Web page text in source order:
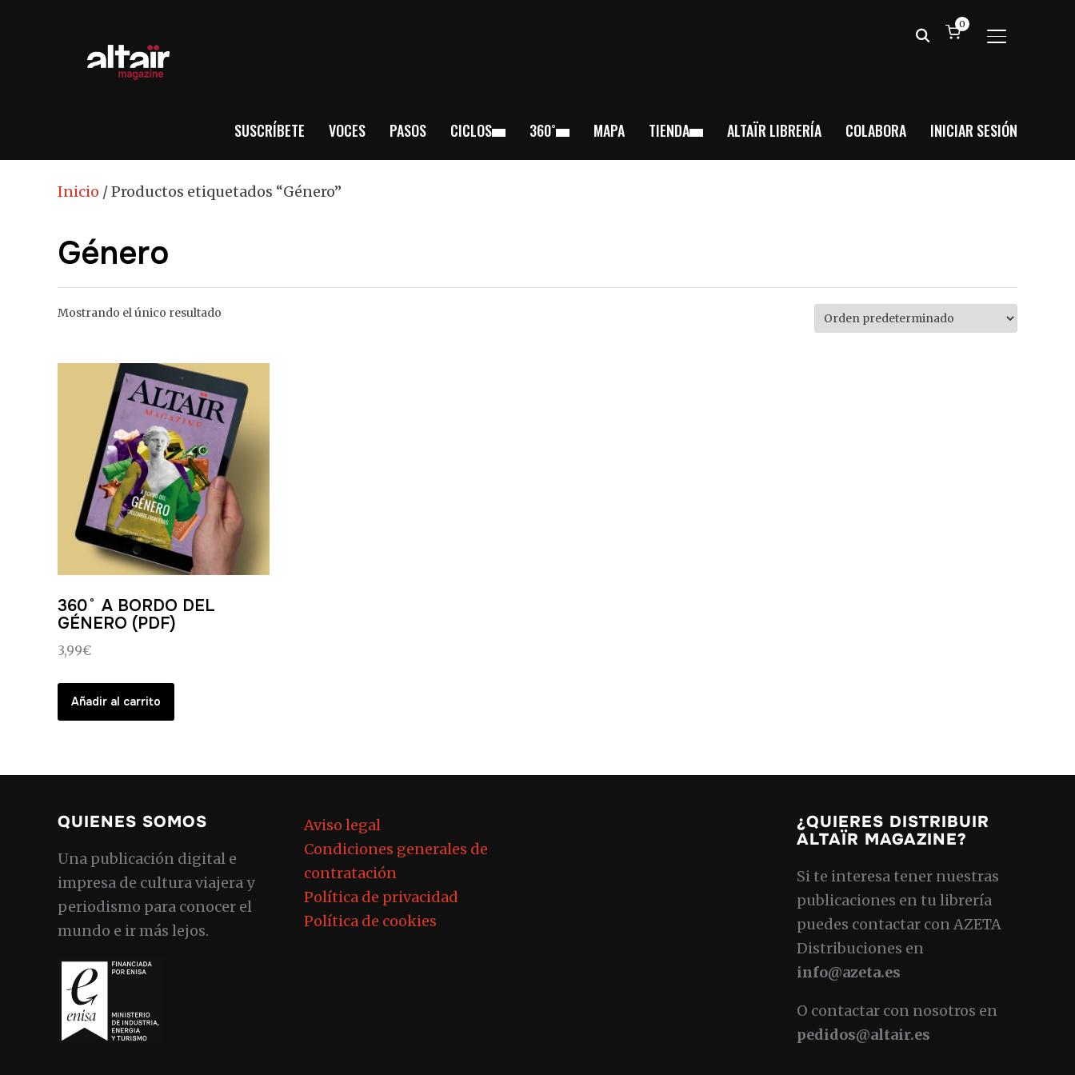
ALTERNAR
0
SUSCRÍBETE VOCES PASOS CICLOS 360˚ MAPA TIENDA ALTAÏR LIBRERÍA COLABORA INICIAR SESIÓN
Inicio / Productos etiquetados “Género”
Género
Mostrando el único resultado
360˚ A BORDO DEL
GÉNERO (PDF)
3,99€
Añadir al carrito
QUIENES SOMOS
Una publicación digital e
impresa de cultura viajera y
periodismo para conocer el
mundo e ir más lejos.
Aviso legal
Condiciones generales de
contratación
Política de privacidad
Política de cookies
¿QUIERES DISTRIBUIR
ALTAÏR MAGAZINE?
Si te interesa tener nuestras
publicaciones en tu librería
puedes contactar con AZETA
Distribuciones en
info@azeta.es
O contactar con nosotros en
pedidos@altair.es